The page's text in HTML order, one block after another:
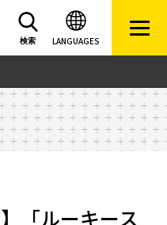
LANGUAGES
検索
「ルーキース